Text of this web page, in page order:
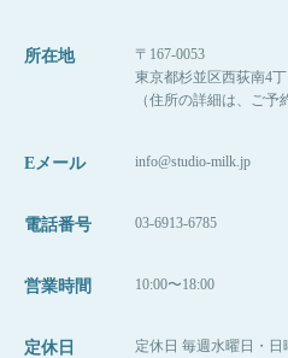
所在地
〒167-0053
東京都杉並区西荻南4丁
（住所の詳細は、ご予
Eメール info@studio-milk.jp
電話番号 03-6913-6785
営業時間 10:00〜18:00
定休日 定休日 毎週水曜日・日